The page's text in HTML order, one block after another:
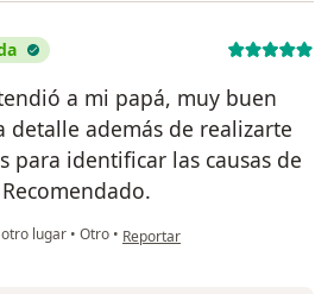
- Elsevier
a mi papá, muy buen
detalle además de realizarte
para identificar las causas de
otro lugar • Otro • en opinión del usuario J.V.
Reportar